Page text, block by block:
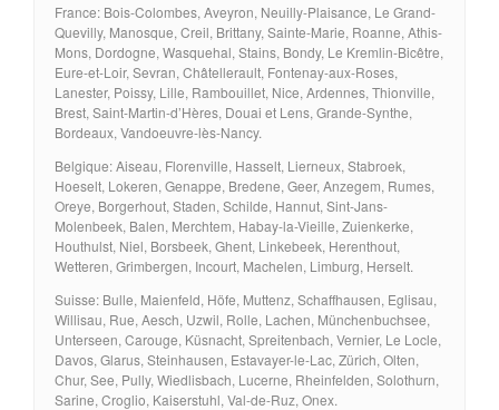
France: Bois-Colombes, Aveyron, Neuilly-Plaisance, Le Grand-
Quevilly, Manosque, Creil, Brittany, Sainte-Marie, Roanne, Athis-
Mons, Dordogne, Wasquehal, Stains, Bondy, Le Kremlin-Bicêtre,
Eure-et-Loir, Sevran, Châtellerault, Fontenay-aux-Roses,
Lanester, Poissy, Lille, Rambouillet, Nice, Ardennes, Thionville,
Brest, Saint-Martin-d’Hères, Douai et Lens, Grande-Synthe,
Bordeaux, Vandoeuvre-lès-Nancy.
Belgique: Aiseau, Florenville, Hasselt, Lierneux, Stabroek,
Hoeselt, Lokeren, Genappe, Bredene, Geer, Anzegem, Rumes,
Oreye, Borgerhout, Staden, Schilde, Hannut, Sint-Jans-
Molenbeek, Balen, Merchtem, Habay-la-Vieille, Zuienkerke,
Houthulst, Niel, Borsbeek, Ghent, Linkebeek, Herenthout,
Wetteren, Grimbergen, Incourt, Machelen, Limburg, Herselt.
Suisse: Bulle, Maienfeld, Höfe, Muttenz, Schaffhausen, Eglisau,
Willisau, Rue, Aesch, Uzwil, Rolle, Lachen, Münchenbuchsee,
Unterseen, Carouge, Küsnacht, Spreitenbach, Vernier, Le Locle,
Davos, Glarus, Steinhausen, Estavayer-le-Lac, Zürich, Olten,
Chur, See, Pully, Wiedlisbach, Lucerne, Rheinfelden, Solothurn,
Sarine, Croglio, Kaiserstuhl, Val-de-Ruz, Onex.